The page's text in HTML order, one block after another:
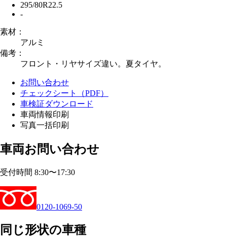
295/80R22.5
-
素材：
アルミ
備考：
フロント・リヤサイズ違い。夏タイヤ。
お問い合わせ
チェックシート（PDF）
車検証ダウンロード
車両情報印刷
写真一括印刷
車両お問い合わせ
受付時間 8:30〜17:30
0120-1069-50
同じ形状の車種